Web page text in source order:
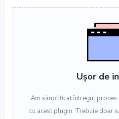
Ușor de
Am simplificat întregul
cu acest plugin. Trebuie doar